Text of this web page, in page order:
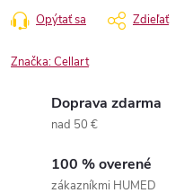
Opýtať sa Zdieľať
Značka:Cellart
Doprava zdarma
nad 50 €
100 % overené
zákazníkmi HUMED